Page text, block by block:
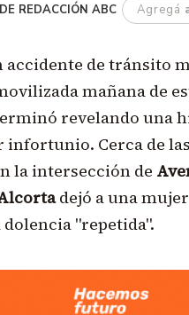
REDACCIÓN ABC Agregá
accidente de tránsito
mañana de
revelando una
Cerca de las
la intersección de
dejó a una
"repetida".